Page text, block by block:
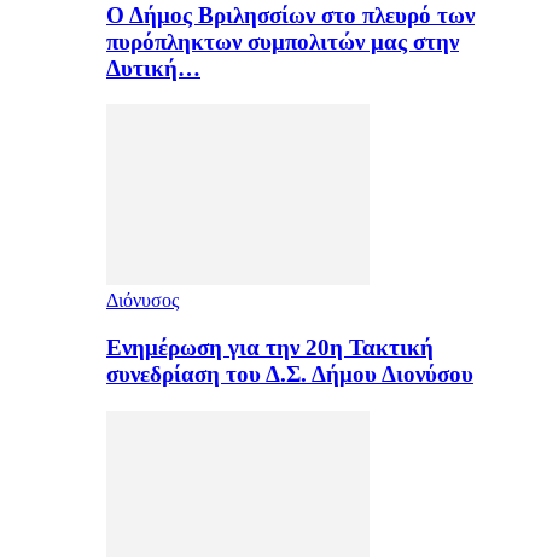
Ο Δήμος Βριλησσίων στο πλευρό των
πυρόπληκτων συμπολιτών μας στην
Δυτική…
Διόνυσος
Ενημέρωση για την 20η Τακτική
συνεδρίαση του Δ.Σ. Δήμου Διονύσου